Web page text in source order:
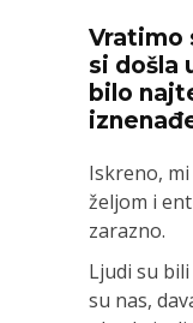
Vratimo
si došla
bilo
Iskreno,
željom i
zarazno.
Ljudi su
su nas,